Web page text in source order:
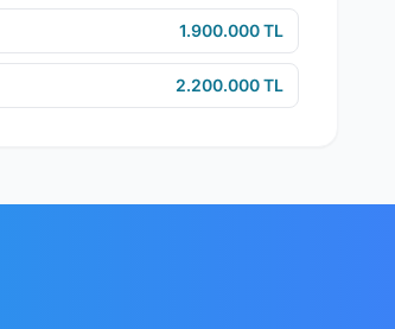
1.900.000 TL
2.200.000 TL